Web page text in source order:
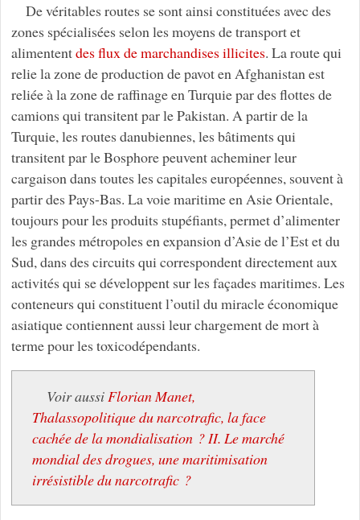
De véritables routes se sont ainsi constituées avec des
zones spécialisées selon les moyens de transport et
alimententdes flux de marchandises illicites. La route qui
relie la zone de production de pavot en Afghanistan est
reliée à la zone de raffinage en Turquie par des flottes de
camions qui transitent par le Pakistan. A partir de la
Turquie, les routes danubiennes, les bâtiments qui
transitent par le Bosphore peuvent acheminer leur
cargaison dans toutes les capitales européennes, souvent à
partir des Pays-Bas. La voie maritime en Asie Orientale,
toujours pour les produits stupéfiants, permet d’alimenter
les grandes métropoles en expansion d’Asie de l’Est et du
Sud, dans des circuits qui correspondent directement aux
activités qui se développent sur les façades maritimes. Les
conteneurs qui constituent l’outil du miracle économique
asiatique contiennent aussi leur chargement de mort à
terme pour les toxicodépendants.
Voir aussiFlorian Manet,
Thalassopolitique du narcotrafic, la face
cachée de la mondialisation ? II. Le marché
mondial des drogues, une maritimisation
irrésistible du narcotrafic ?